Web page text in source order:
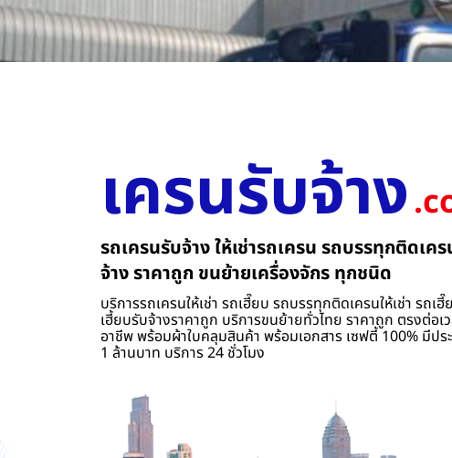
เครนรับจ้าง
รถเครนรับจ้าง ให้เช่ารถเครน รถบรรทุกติดเค
จ้าง ราคาถูก ขนย้ายเครื่องจักร ทุกชนิด
บริการรถเครนให้เช่า รถเฮี๊ยบ รถบรรทุกติดเครนให้เช่า รถเ
เฮี้ยบรับจ้างราคาถูก บริการขนย้ายทั่วไทย ราคาถูก ตรงต่อ
อาชีพ พร้อมผ้าใบคลุมสินค้า พร้อมเอกสาร เซฟตี้ 100% มีปร
1 ล้านบาท บริการ 24 ชั่วโมง